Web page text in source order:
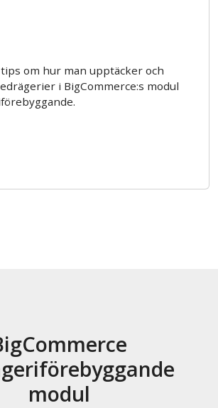
om hur man upptäcker och
i BigCommerce:s modul
modul